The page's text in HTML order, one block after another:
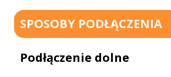
SPOSOBY PODŁĄCZENIA
Podłączenie dolne